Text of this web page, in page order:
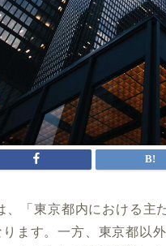
、「東京都内における主
ます。一方、東京都以